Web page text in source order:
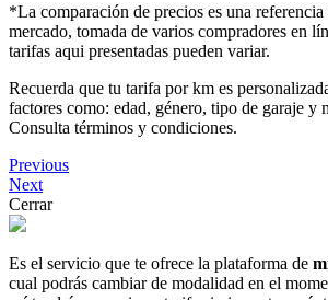
*La comparación de precios es una referencia
mercado, tomada de varios compradores en
tarifas aqui presentadas pueden variar.
Recuerda que tu tarifa por km es
factores como: edad, género, tipo de garaje y
Consulta términos y condiciones.
Previous
Next
Cerrar
Es el servicio que te ofrece la plataforma de
cual podrás cambiar de modalidad en el